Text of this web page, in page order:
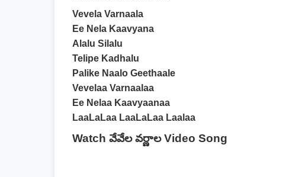
Vevela Varnaala
Ee Nela Kaavyana
Alalu Silalu
Telipe Kadhalu
Palike Naalo Geethaale
Vevelaa Varnaalaa
Ee Nelaa Kaavyaanaa
LaaLaLaa LaaLaLaa Laalaa
Watch వేవేల వర్ణాల Video Song